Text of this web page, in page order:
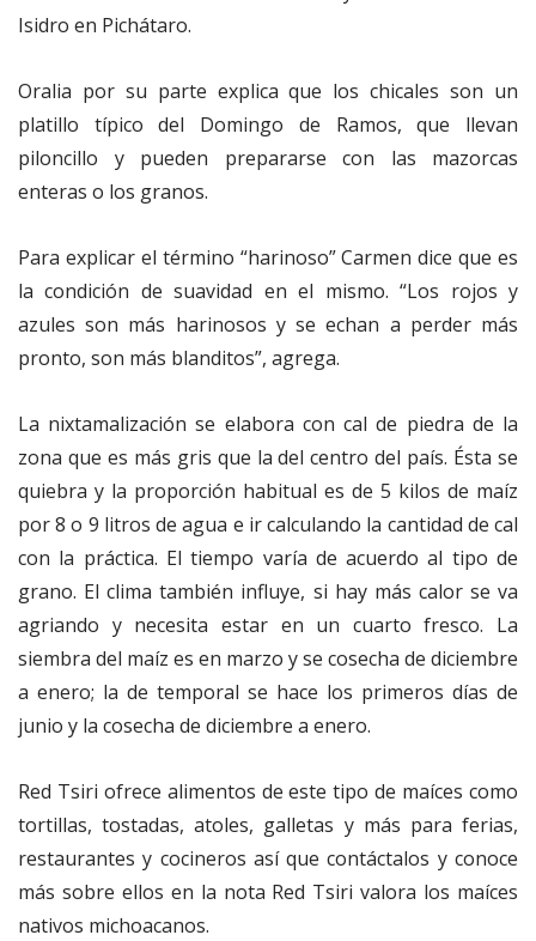
Isidro en Pichátaro.
Oralia por su parte explica que los chicales son un
platillo típico del Domingo de Ramos, que llevan
piloncillo y pueden prepararse con las mazorcas
enteras o los granos.
Para explicar el término “harinoso” Carmen dice que es
la condición de suavidad en el mismo. “Los rojos y
azules son más harinosos y se echan a perder más
pronto, son más blanditos”, agrega.
La nixtamalización se elabora con cal de piedra de la
zona que es más gris que la del centro del país. Ésta se
quiebra y la proporción habitual es de 5 kilos de maíz
por 8 o 9 litros de agua e ir calculando la cantidad de cal
con la práctica. El tiempo varía de acuerdo al tipo de
grano. El clima también influye, si hay más calor se va
agriando y necesita estar en un cuarto fresco. La
siembra del maíz es en marzo y se cosecha de diciembre
a enero; la de temporal se hace los primeros días de
junio y la cosecha de diciembre a enero.
Red Tsiri ofrece alimentos de este tipo de maíces como
tortillas, tostadas, atoles, galletas y más para ferias,
restaurantes y cocineros así que contáctalos y conoce
más sobre ellos en la nota Red Tsiri valora los maíces
nativos michoacanos.